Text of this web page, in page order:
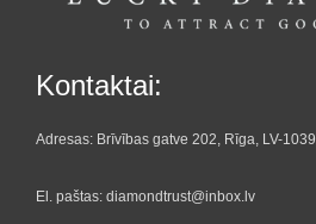
Kontaktai:
Adresas: Brīvības gatve 202, Rīga, LV-1039
El. paštas: diamondtrust@inbox.lv